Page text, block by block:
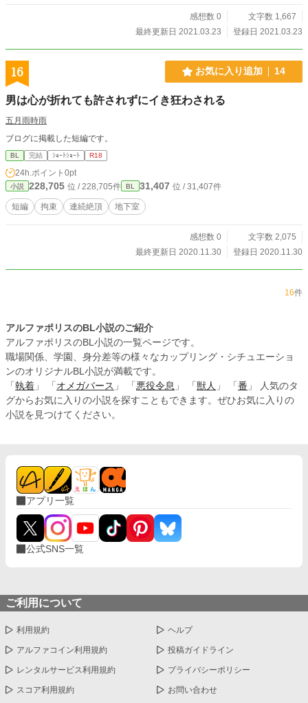
感想数 0
文字数 1,667
最終更新日 2021.03.23
登録日 2021.03.23
16 お気に入り追加 14
男は心が折れても許されずにイき狂わされる
五月雨時雨
ブログに掲載した短編です。
BL 完結 ｼｮｰﾄｼｮｰﾄ R18
24h.ポイント 0pt
小説 228,705 位 / 228,705件 BL 31,407 位 / 31,407件
短編 拘束 連続絶頂 地下室
感想数 0
文字数 2,075
最終更新日 2020.11.30
登録日 2020.11.30
16件
アルファポリスのBL小説のご紹介
アルファポリスのBL小説の一覧ページです。
職場関係、学園、身分差等の様々なカップリング・シチュエーショ
ンのオリジナルBL小説が満載です。
「 執着 」 「 オメガバース 」 「 悪役令息 」 「 獣人 」 「 番 」 人気のタ
グからお気に入りの小説を探すこともできます。ぜひお気に入りの
小説を見つけてください。
アプリ一覧
公式SNS一覧
ご利用について
利用規約 ヘルプ
アルファコイン利用規約 投稿ガイドライン
レンタルサービス利用規約 プライバシーポリシー
スコア利用規約 お問い合わせ